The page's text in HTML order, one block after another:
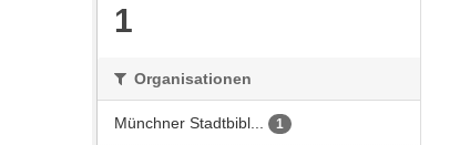
1
Organisationen
Münchner Stadtbibl... 1